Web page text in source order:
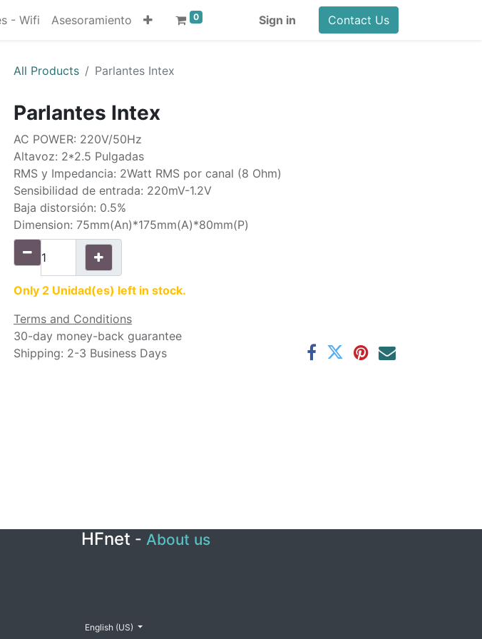
- Wifi Asesoramiento 0 Sign in Contact Us
All Products Parlantes Intex
Parlantes Intex
AC POWER: 220V/50Hz
Altavoz: 2*2.5 Pulgadas
RMS y Impedancia: 2Watt RMS por canal (8 Ohm)
Sensibilidad de entrada: 220mV-1.2V
Baja distorsión: 0.5%
Dimension: 75mm(An)*175mm(A)*80mm(P)
Only 2 Unidad(es) left in stock.
Terms and Conditions
30-day money-back guarantee
Shipping: 2-3 Business Days
HFnet - About us
English (US)